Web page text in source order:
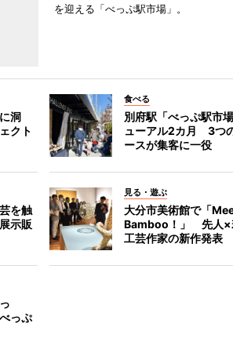
を迎える「べっぷ駅市場」。
洞
クト
食べる
別府駅「べっぷ駅市
ューアル2カ月 3つ
ースが集客に一役
を触
示販
見る・遊ぶ
大分市美術館で「
Bamboo！」 先人×
工芸作家の新作発表
っぷ